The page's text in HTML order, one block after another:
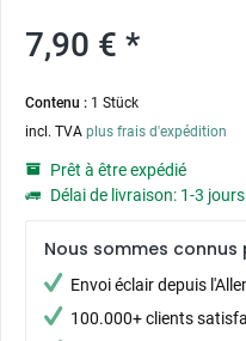
7,90 € *
Contenu : 1 Stück
incl. TVA plus frais d'expédition
Prêt à être expédié
Délai de livraison: 1-3
Nous sommes connus
Envoi éclair depuis
100.000+ clients